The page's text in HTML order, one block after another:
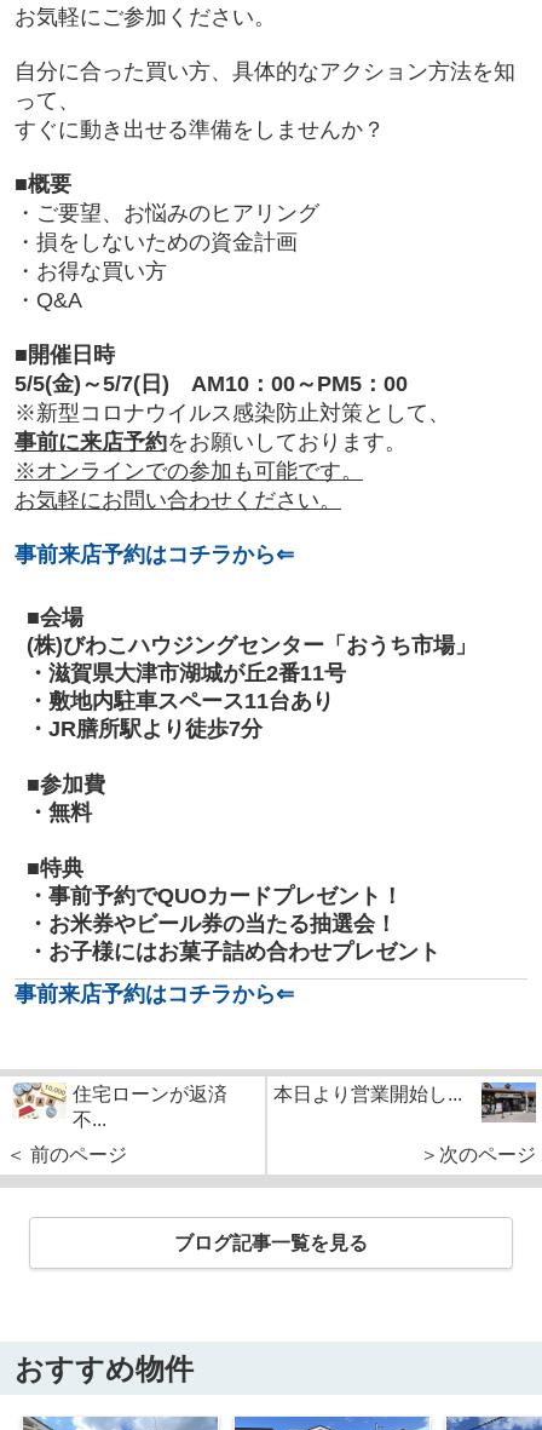
お気軽にご参加ください。
自分に合った買い方、具体的なアクション方法を知
って、
すぐに動き出せる準備をしませんか？
■概要
・ご要望、お悩みのヒアリング
・損をしないための資金計画
・お得な買い方
・Q&A
■ 開催日時
5/5(金)～5/7(日) AM10：00～PM5：00
※新型コロナウイルス感染防止対策として、
事前に来店予約をお願いしております。
※オンラインでの参加も可能です。
お気軽にお問い合わせください。
事前来店予約はコチラから⇐
■会場
(株)びわこハウジングセンター「おうち市場」
・滋賀県大津市湖城が丘2番11号
・敷地内駐車スペース11台あり
・JR膳所駅より徒歩7分
■参加費
・無料
■特典
・事前予約でQUOカードプレゼント！
・お米券やビール券の当たる抽選会！
・お子様にはお菓子詰め合わせプレゼント
事前来店予約はコチラから⇐
住宅ローンが返済
不...
＜ 前のページ
本日より営業開始し...
＞次のページ
ブログ記事一覧を見る
おすすめ物件